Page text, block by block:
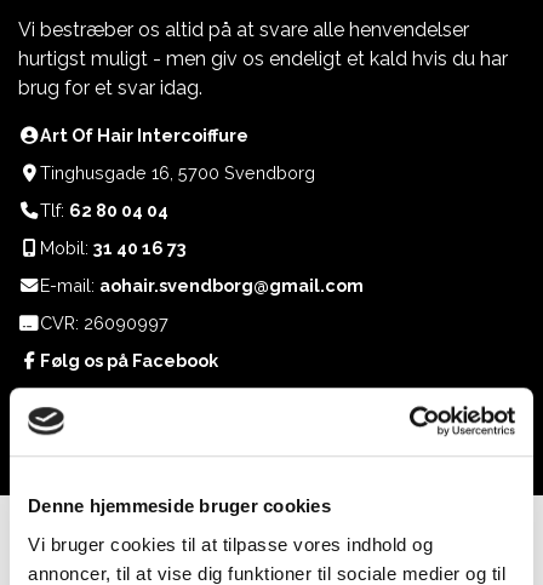
Denne hjemmeside bruger cookies
Vi bruger cookies til at tilpasse vores indhold og
annoncer, til at vise dig funktioner til sociale medier og til
Vi bestræber os altid på at svare alle henvendelser
hurtigst muligt - men giv os endeligt et kald hvis du har
brug for et svar idag.
Art Of Hair Intercoiffure
Tinghusgade 16, 5700 Svendborg
Tlf: 62 80 04 04
Mobil: 31 40 16 73
E-mail: aohair.svendborg@gmail.com
CVR: 26090997
Følg os på Facebook